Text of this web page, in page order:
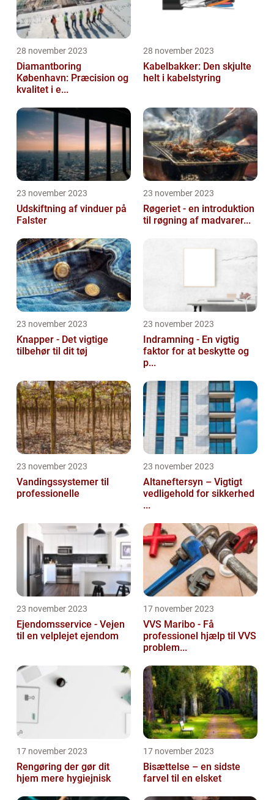
28 november 2023
Diamantboring
København: Præcision og
kvalitet i e...
28 november 2023
Kabelbakker: Den skjulte
helt i kabelstyring
23 november 2023
Udskiftning af vinduer på
Falster
23 november 2023
Røgeriet - en introduktion
til røgning af madvarer...
23 november 2023
Knapper - Det vigtige
tilbehør til dit tøj
23 november 2023
Indramning - En vigtig
faktor for at beskytte og
p...
23 november 2023
Vandingssystemer til
professionelle
23 november 2023
Altaneftersyn – Vigtigt
vedligehold for sikkerhed
...
23 november 2023
Ejendomsservice - Vejen
til en velplejet ejendom
17 november 2023
VVS Maribo - Få
professionel hjælp til VVS
problem...
17 november 2023
Rengøring der gør dit
hjem mere hygiejnisk
17 november 2023
Bisættelse – en sidste
farvel til en elsket